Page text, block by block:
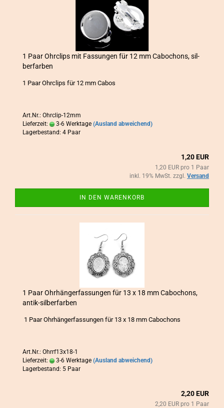
1 Paar Ohr­clips mit Fas­sun­gen für 12 mm Ca­bo­chons, sil­
ber­far­ben
1 Paar Ohr­clips für 12 mm Cabos
Art.Nr.: Ohrclip-12mm
Lieferzeit:
3-6 Werktage (Ausland abweichend)
Lagerbestand: 4 Paar
1,20 EUR
1,20 EUR pro 1 Paar
inkl. 19% MwSt. zzgl. Versand
IN DEN WARENKORB
1 Paar Ohr­hän­ger­fas­sun­gen für 13 x 18 mm Ca­bo­chons,
antik-​​sil­ber­far­ben
1 Paar Ohr­hän­ger­fas­sun­gen für 13 x 18 mm Ca­bo­chons
Art.Nr.: Ohrrf13x18-1
Lieferzeit:
3-6 Werktage (Ausland abweichend)
Lagerbestand: 5 Paar
2,20 EUR
2,20 EUR pro 1 Paar